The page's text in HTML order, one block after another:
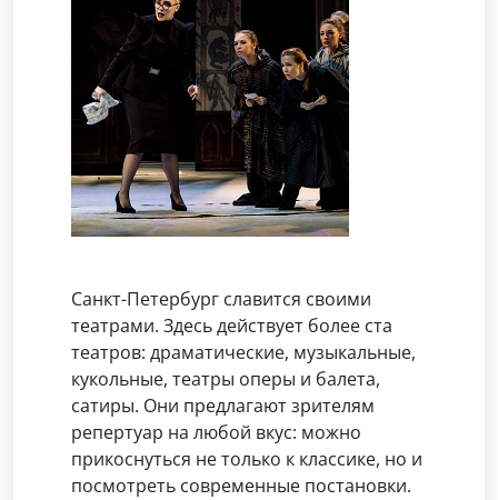
Санкт-Петербург славится своими
театрами. Здесь действует более ста
театров: драматические, музыкальные,
кукольные, театры оперы и балета,
сатиры. Они предлагают зрителям
репертуар на любой вкус: можно
прикоснуться не только к классике, но и
посмотреть современные постановки.